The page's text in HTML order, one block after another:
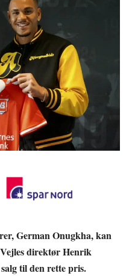
German Onugkha, kan
direktør Henrik
til den rette pris.